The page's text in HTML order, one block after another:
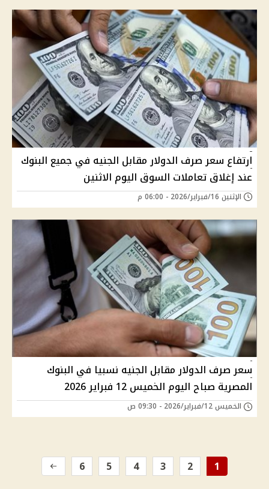
ارتفاع سعر صرف الدولار مقابل الجنيه في جميع البنوك
عند إغلاق تعاملات السوق اليوم الاثنين
الإثنين 16/فبراير/2026 - 06:00 م
سعر صرف الدولار مقابل الجنيه نسبيا في البنوك
المصرية صباح اليوم الخميس 12 فبراير 2026
الخميس 12/فبراير/2026 - 09:30 ص
1
2
3
4
5
6